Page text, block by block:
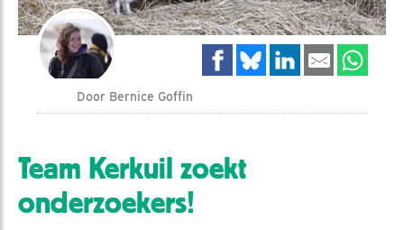
Door Bernice Goffin
Team Kerkuil zoekt
onderzoekers!